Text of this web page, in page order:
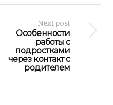
Next post
Особенности
работы с
подростками
через контакт с
родителем